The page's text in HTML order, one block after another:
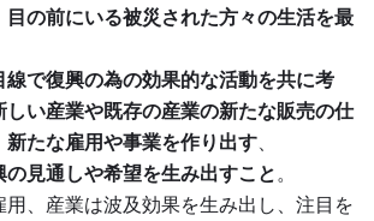
目の前にいる被災された方々の生活を最
線で復興の為の効果的な活動を共に考
しい産業や既存の産業の新たな販売の仕
たな雇用や事業を作り出す、
の見通しや希望を生み出すこと。
、産業は波及効果を生み出し、注目を